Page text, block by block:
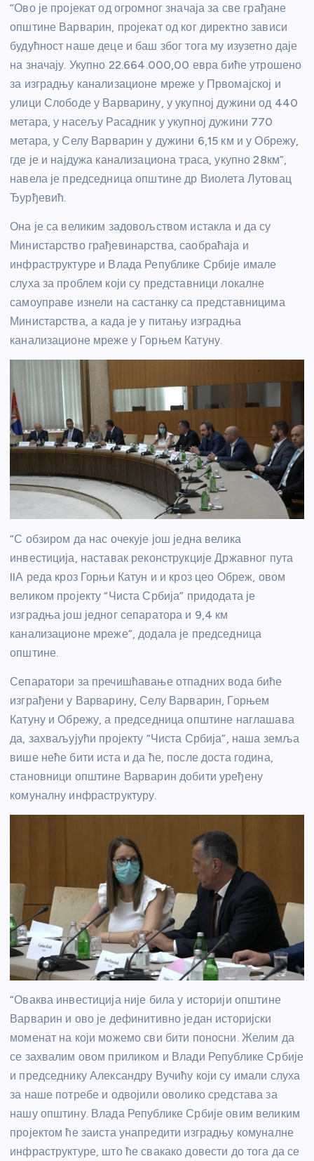
“Ово је пројекат од огромног значаја за све грађане
општине Варварин, пројекат од ког директно зависи
будућност наше деце и баш због тога му изузетно даје
на значају. Укупно 22.664.000,00 евра биће утрошено
за изградњу канализационе мреже у Првомајској и
улици Слободе у Варварину, у укупној дужини од 440
метара, у насељу Расадник у укупној дужини 770
метара, у Селу Варварин у дужини 6,15 км и у Обрежу,
где је и најдужа канализациона траса, укупно 28км”,
навела је председница општине др Виолета Лутовац
Ђурђевић.
Она је са великим задовољством истакла и да су
Министарство грађевинарства, саобраћаја и
инфраструктуре и Влада Републике Србије имале
слуха за проблем који су представници локалне
самоуправе изнели на састанку са представницима
Министарства, а када је у питању изградња
канализационе мреже у Горњем Катуну.
“С обзиром да нас очекује још једна велика
инвестиција, наставак реконструкције Државног пута
IIА реда кроз Горњи Катун и и кроз цео Обреж, овом
великом пројекту “Чиста Србија” придодата је
изградња још једног сепаратора и 9,4 км
канализационе мреже”, додала је председница
општине.
Сепаратори за пречишћавање отпадних вода биће
изграђени у Варварину, Селу Варварин, Горњем
Катуну и Обрежу, а председница општине наглашава
да, захваљујући пројекту “Чиста Србија”, наша земља
више неће бити иста и да ће, после доста година,
становници општине Варварин добити уређену
комуналну инфраструктуру.
“Оваква инвестиција није била у историји општине
Варварин и ово је дефинитивно један историјски
моменат на који можемо сви бити поносни. Желим да
се захвалим овом приликом и Влади Републике Србије
и председнику Александру Вучићу који су имали слуха
за наше потребе и одвојили оволико средстава за
нашу општину. Влада Републике Србије овим великим
пројектом ће заиста унапредити изградњу комуналне
инфраструктуре, што ће свакако довести до тога да се